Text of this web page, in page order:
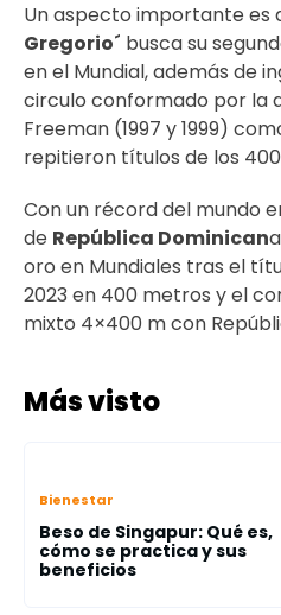
Un aspecto importante es
Gregorio´ busca su
en el Mundial, además de
circulo conformado por la
Freeman (1997 y 1999)
repitieron títulos de los
Con un récord del mundo
de República Dominican
oro en Mundiales tras el
2023 en 400 metros y el
mixto 4×400 m con
Más visto
Bienestar
Beso de Singapur: Qué es,
cómo se practica y sus
beneficios